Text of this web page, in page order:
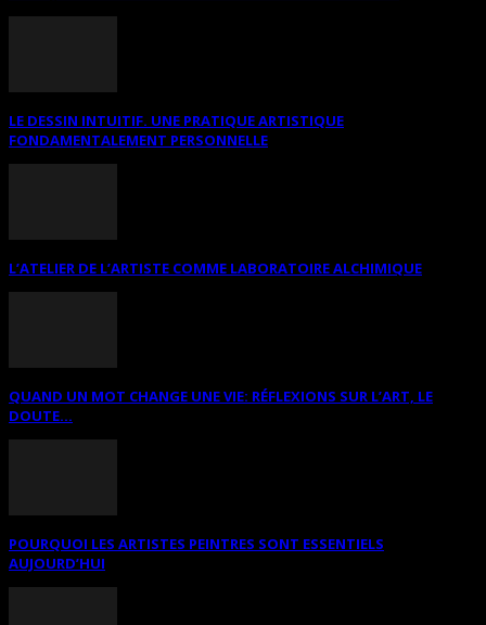
LE DESSIN INTUITIF. UNE PRATIQUE ARTISTIQUE
FONDAMENTALEMENT PERSONNELLE
L’ATELIER DE L’ARTISTE COMME LABORATOIRE ALCHIMIQUE
QUAND UN MOT CHANGE UNE VIE: RÉFLEXIONS SUR L’ART, LE
DOUTE...
POURQUOI LES ARTISTES PEINTRES SONT ESSENTIELS
AUJOURD’HUI